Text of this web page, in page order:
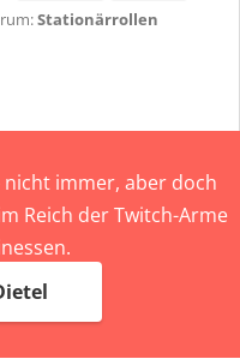
Stationärrollen
nicht immer, aber doch
Reich der Twitch-Arme